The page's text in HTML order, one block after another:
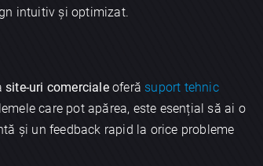
intuitiv și optimizat.
site-uri comercialeoferă suport tehnic
care pot apărea, este esențial să ai o
și un feedback rapid la orice probleme